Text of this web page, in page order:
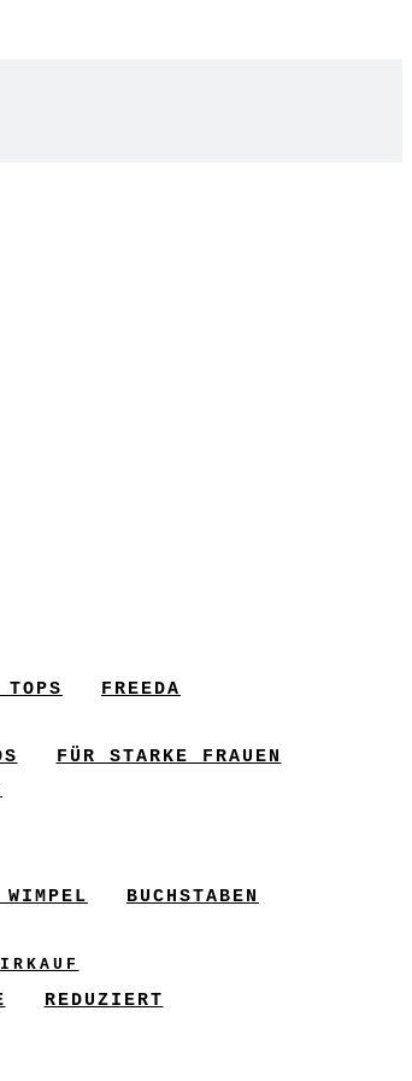
FREEDA
FÜR STARKE FRAUEN
BUCHSTABEN
REDUZIERT